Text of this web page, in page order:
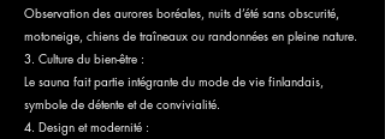
Observation des aurores boréales, nuits d’été sans obscurité,
motoneige, chiens de traîneaux ou randonnées en pleine nature.
3. Culture du bien-être :
Le sauna fait partie intégrante du mode de vie finlandais,
symbole de détente et de convivialité.
4. Design et modernité :